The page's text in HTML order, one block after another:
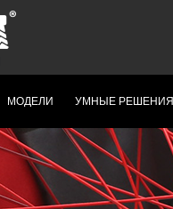
МОДЕЛИ УМНЫЕ РЕШЕНИЯ